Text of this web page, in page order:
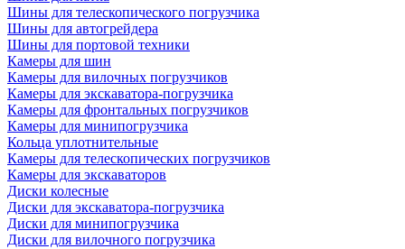
Шины для телескопического погрузчика
Шины для автогрейдера
Шины для портовой техники
Камеры для шин
Камеры для вилочных погрузчиков
Камеры для экскаватора-погрузчика
Камеры для фронтальных погрузчиков
Камеры для минипогрузчика
Кольца уплотнительные
Камеры для телескопических погрузчиков
Камеры для экскаваторов
Диски колесные
Диски для экскаватора-погрузчика
Диски для минипогрузчика
Диски для вилочного погрузчика